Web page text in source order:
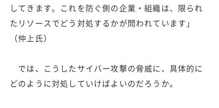
してきます。これを防ぐ側の企業・組織は、限られ
たリソースでどう対処するかが問われています」
（仲上氏）
では、こうしたサイバー攻撃の脅威に、具体的に
どのように対処していけばよいのだろうか。